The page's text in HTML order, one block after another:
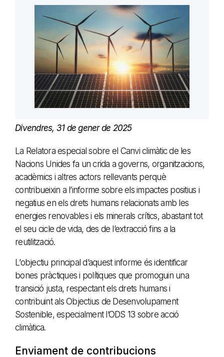
Divendres, 31 de gener de 2025
La Relatora especial sobre el Canvi climàtic de les
Nacions Unides fa un crida a governs, organitzacions,
acadèmics i altres actors rellevants perquè
contribueixin a l’informe sobre els impactes positius i
negatius en els drets humans relacionats amb les
energies renovables i els minerals crítics, abastant tot
el seu cicle de vida, des de l’extracció fins a la
reutilització.
L’objectiu principal d’aquest informe és identificar
bones pràctiques i polítiques que promoguin una
transició justa, respectant els drets humans i
contribuint als Objectius de Desenvolupament
Sostenible, especialment l’ODS 13 sobre acció
climàtica.
Enviament de contribucions